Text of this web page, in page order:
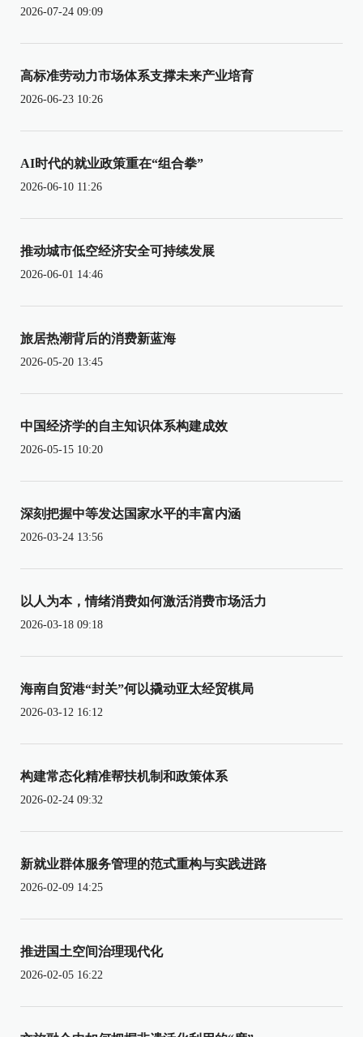
2026-07-24 09:09
高标准劳动力市场体系支撑未来产业培育
2026-06-23 10:26
AI时代的就业政策重在“组合拳”
2026-06-10 11:26
推动城市低空经济安全可持续发展
2026-06-01 14:46
旅居热潮背后的消费新蓝海
2026-05-20 13:45
中国经济学的自主知识体系构建成效
2026-05-15 10:20
深刻把握中等发达国家水平的丰富内涵
2026-03-24 13:56
以人为本，情绪消费如何激活消费市场活力
2026-03-18 09:18
海南自贸港“封关”何以撬动亚太经贸棋局
2026-03-12 16:12
构建常态化精准帮扶机制和政策体系
2026-02-24 09:32
新就业群体服务管理的范式重构与实践进路
2026-02-09 14:25
推进国土空间治理现代化
2026-02-05 16:22